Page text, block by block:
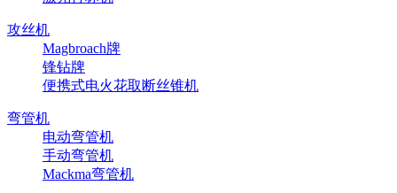
攻丝机
Magbroach牌
锋钻牌
便携式电火花取断丝锥机
弯管机
电动弯管机
手动弯管机
Mackma弯管机